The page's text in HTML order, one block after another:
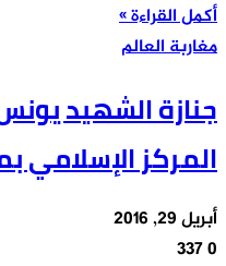
أكمل القراءة »
مغاربة العالم
جنازة الشهيد
المركز الإسلامي
أبريل 29, 2016
0